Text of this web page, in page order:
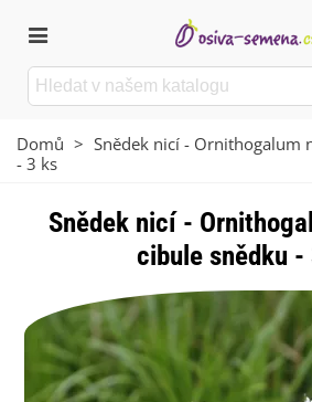
Domů > Snědek nicí - Ornithogalum
- 3 ks
Snědek nicí -
cibule snědku -